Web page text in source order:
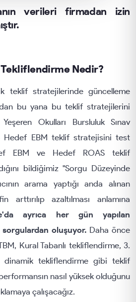
verileri firmadan izin
Nedir?
teklif stratejilerinde güncelleme
bu yana bu teklif stratejilerini
Okulları Bursluluk Sınav
Hedef EBM teklif stratejisini test
EBM ve Hedef ROAS teklif
bildiğimiz "Sorgu Düzeyinde
arama yaptığı anda alınan
arttırılıp azaltılması anlamına
ayrıca her gün yapılan
sorgulardan oluşuyor. Daha önce
Kural Tabanlı tekliflendirme, 3.
dinamik tekliflendirme gibi teklif
nasıl yüksek olduğunu
çalışacağız.